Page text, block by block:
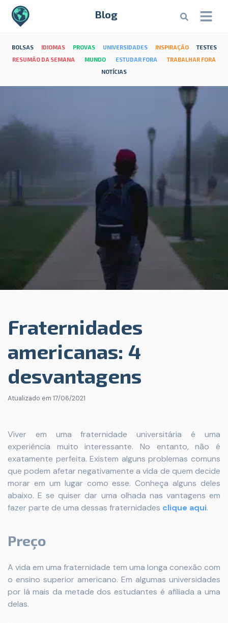
Blog
BOLSAS IDIOMAS PROVAS UNIVERSIDADES INSPIRAÇÃO
TESTES
RESUMÃO DA SEMANA
MUNDO ESTUDAR FORA
TRABALHAR FORA
NOTÍCIAS
Fraternidades
americanas: 4
desvantagens
Atualizado em 17/06/2021
Viver em uma fraternidade universitária é uma
experiência muito interessante. No entanto, não é
exatamente perfeita. Existem alguns problemas comuns
que podem afetar negativamente a vida de quem decide
morar em um lugar como esse. Conheça alguns deles
abaixo. E se quiser dar uma olhada nas vantagens em
fazer parte de uma dessas fraternidades clique aqui.
Preço
A vida em uma fraternidade tem uma longa conexão com
o ensino superior americano. Em algumas universidades
por lá mais da metade dos estudantes é afiliada a uma
delas.